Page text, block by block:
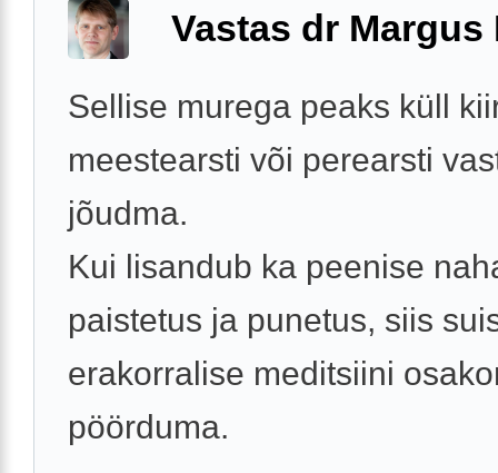
Vastas dr Margus
Sellise murega peaks küll
meestearsti või perearsti
jõudma.
Kui lisandub ka peenise
paistetus ja punetus, siis
erakorralise meditsiini
pöörduma.